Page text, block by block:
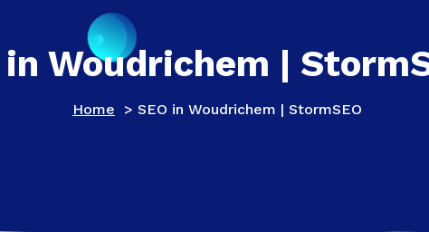
in Woudrichem |
Home > SEO in Woudrichem | StormSEO